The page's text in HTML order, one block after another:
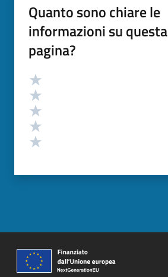
Quanto sono chiare le
informazioni su questa
pagina?
Valutazione